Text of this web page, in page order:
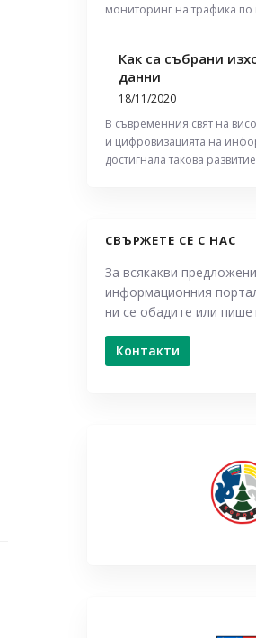
мониторинг на трафика по
Как са събрани
данни
18/11/2020
В съвременния свят на
и цифровизацията на
достигнала такова
СВЪРЖЕТЕ СЕ С НАС
За всякакви
информационния
ни се обадите или
Контакти